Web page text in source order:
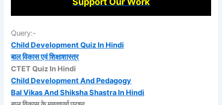
Query:-
Child Development Quiz In Hindi
बाल विकास एवं शिक्षाशास्त्र
CTET Quiz In Hindi
Child Development And Pedagogy
Bal Vikas And Shiksha Shastra In Hindi